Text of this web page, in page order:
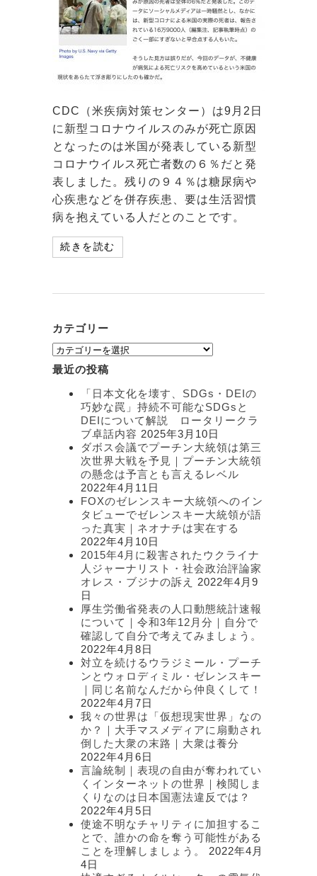
CDC（米疾病対策センター）は9月2日
に新型コロナウイルスのみが死亡原因
となったのは米国が発表している新型
コロナウイルス死亡者数の６％だと発
表しました。残りの９４％は糖尿病や
心疾患などを併存疾患、要は生活習慣
病を抱えている人だとのことです。
続きを読む
カテゴリー
カ
テ
ゴ
最近の投稿
「日本文化を壊す、SDGs・DEIの
巧妙な罠」持続不可能なSDGsと
DEIについて解説 ロータリークラ
ブ卓話内容 2025年3月10日
ダボス会議でプーチン大統領は第三
次世界大戦を予見｜プーチン大統領
の懸念は予言とも言えるレベル
2022年4月11日
FOXのゼレンスキー大統領へのイン
タビューでゼレンスキー大統領が語
った真実｜ネオナチは実在する
2022年4月10日
2015年4月に殺害されたウクライナ
人ジャーナリスト・社会政治評論家
オレス・ブジナの訴え
2022年4月9
日
厚生労働省発表の人口動態統計速報
について｜令和3年12月分｜自分で
確認して自分で考えてみましょう。
2022年4月8日
対立を続けるウラジミール・プーチ
ンとウォロディミル・ゼレンスキー
｜同じ名前なんだから仲良くして！
2022年4月7日
我々の世界は「仮想現実世界」なの
か？｜大手マスメディアに扇動され
倒した大衆の末路｜大衆は養分
2022年4月6日
言論統制｜表現の自由が奪われてい
くインターネットの世界｜検閲しま
くりなのは日本国憲法違反では？
2022年4月5日
使途不明なチャリティに加担するこ
とで、誰かの命を奪う可能性がある
ことを理解しましょう。
2022年4月
4日